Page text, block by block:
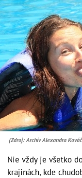
(Zdroj: Archív Alexandra
Nie vždy je všetko
krajinách, kde